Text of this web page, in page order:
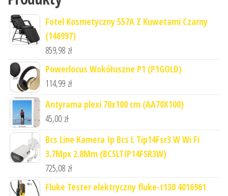
Fotel Kosmetyczny 557A Z Kuwetami Czarny
(146997)
859,98 zł
Powerlocus Wokółuszne P1 (P1GOLD)
114,99 zł
Antyrama plexi 70x100 cm (AA70X100)
45,00 zł
Bcs Line Kamera Ip Bcs L Tip14Fsr3 W Wi Fi
3.7Mpx 2.8Mm (BCSLTIP14FSR3W)
725,08 zł
Fluke Tester elektryczny fluke-t130 4016961